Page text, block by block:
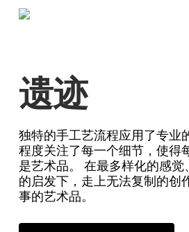
Skip
遗迹
独特的手工艺流程应用了专业
程度关注了每一个细节，使得
是艺术品。 在最多样化的感觉
的启发下，走上无法复制的创
事的艺术品。